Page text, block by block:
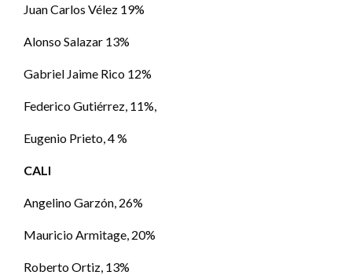
Juan Carlos Vélez 19%
Alonso Salazar 13%
Gabriel Jaime Rico 12%
Federico Gutiérrez, 11%,
Eugenio Prieto, 4 %
CALI
Angelino Garzón, 26%
Mauricio Armitage, 20%
Roberto Ortiz, 13%